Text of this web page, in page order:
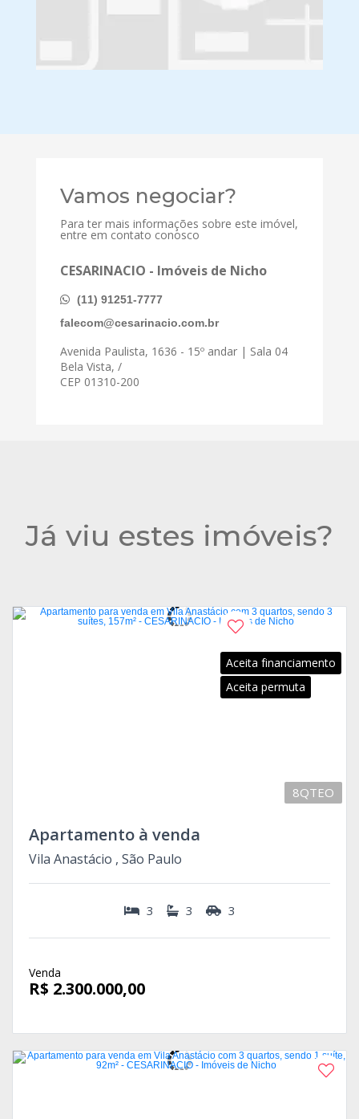
Vamos negociar?
Para ter mais informações sobre este imóvel,
entre em contato conosco
CESARINACIO - Imóveis de Nicho
(11) 91251-7777
falecom@cesarinacio.com.br
Avenida Paulista, 1636 - 15º andar | Sala 04
Bela Vista, /
CEP 01310-200
Já viu estes imóveis?
Aceita financiamento
Aceita permuta
8QTEO
Apartamento à venda
Vila Anastácio , São Paulo
3 3 3
Venda
R$ 2.300.000,00